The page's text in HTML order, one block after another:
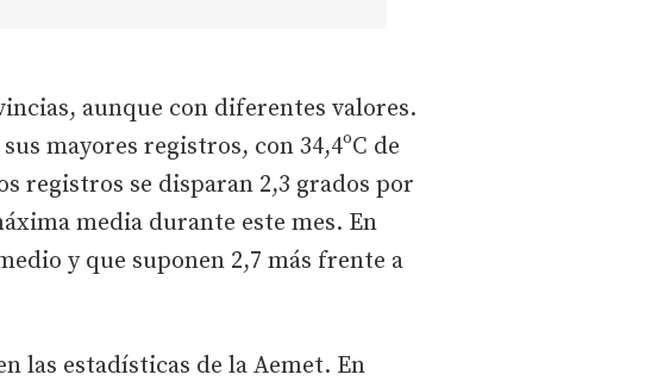
aunque con diferentes valores.
mayores registros, con 34,4ºC de
registros se disparan 2,3 grados por
media durante este mes. En
y que suponen 2,7 más frente a
las estadísticas de la Aemet. En